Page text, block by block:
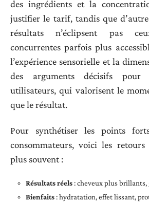
des ingrédients et la
justifier le tarif, tandis que
résultats n’éclipsent pas
concurrentes parfois plus
l’expérience sensorielle et la
des arguments décisifs
utilisateurs, qui valorisent le
que le résultat.
Pour synthétiser les points
consommateurs, voici les
plus souvent :
Résultats réels: cheveux plus brillants,
Bienfaits: hydratation, effet lissant,